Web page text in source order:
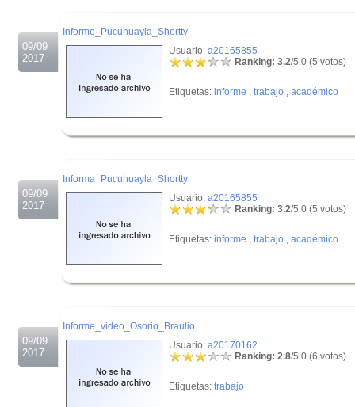
09/09
2017
Informe_Pucuhuayla_Shortty
Usuario: a20165855
Ranking: 3.2/5.0 (5 votos)
Etiquetas: informe , trabajo , académico
09/09
2017
Informa_Pucuhuayla_Shortty
Usuario: a20165855
Ranking: 3.2/5.0 (5 votos)
Etiquetas: informe , trabajo , académico
09/09
2017
Informe_video_Osorio_Braulio
Usuario: a20170162
Ranking: 2.8/5.0 (6 votos)
Etiquetas: trabajo